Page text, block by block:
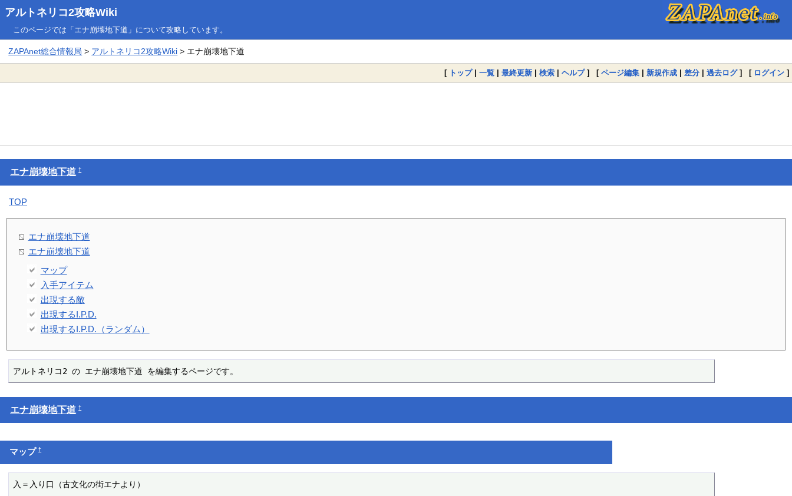
アルトネリコ2攻略Wiki
このページでは「エナ崩壊地下道」について攻略しています。
ZAPAnet総合情報局 > アルトネリコ2攻略Wiki > エナ崩壊地下道
[ トップ| 一覧 | 最終更新 | 検索 | ヘルプ] [ ページ編集 | 新規作成 | 差分 | 過去ログ] [ ログイン ]
エナ崩壊地下道 †
TOP
エナ崩壊地下道
エナ崩壊地下道
マップ
入手アイテム
出現する敵
出現するI.P.D.
出現するI.P.D.（ランダム）
アルトネリコ2 の エナ崩壊地下道 を編集するページです。
エナ崩壊地下道 †
マップ†
入＝入り口（古文化の街エナより）